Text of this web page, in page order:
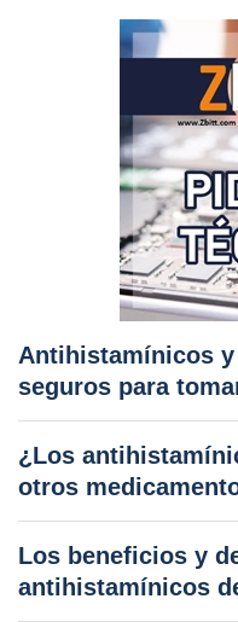
Antihistamínicos y
seguros para
¿Los
otros
Los beneficios y
antihistamínicos